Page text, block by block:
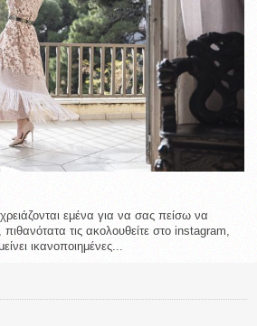
εμένα για να σας πείσω να
πιθανότατα τις ακολουθείτε στο instagram,
ικανοποιημένες...